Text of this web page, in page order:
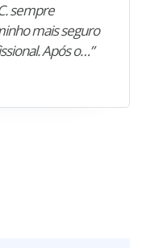
sempre
mais seguro
Após o…”